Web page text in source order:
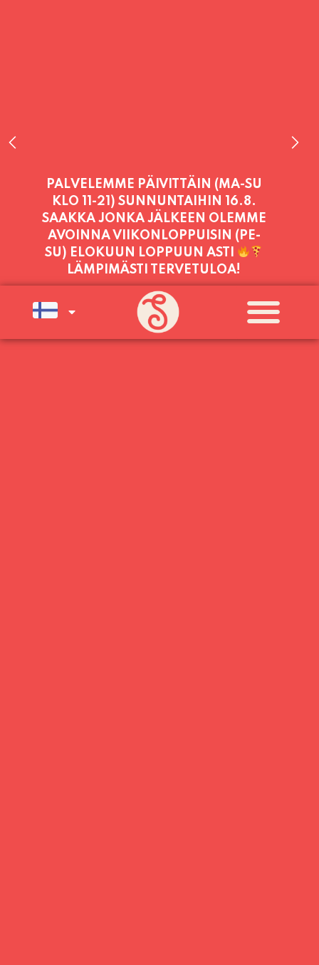
PALVELEMME TÄNÄÄN:
PERJANTAI11:00 - 21:00
PALVELEMME PÄIVITTÄIN (MA-SU
KLO 11-21) SUNNUNTAIHIN 16.8.
SAAKKA JONKA JÄLKEEN OLEMME
AVOINNA VIIKONLOPPUISIN (PE-
SU) ELOKUUN LOPPUUN ASTI
LÄMPIMÄSTI TERVETULOA!